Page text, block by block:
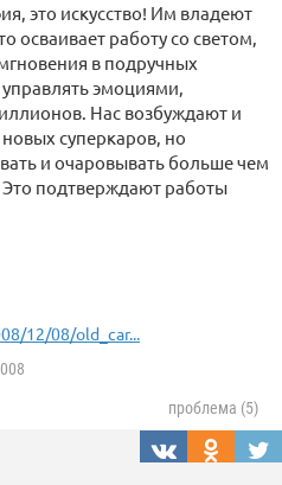
это искусство! Им владеют
осваивает работу со светом,
в подручных
эмоциями,
Нас возбуждают и
суперкаров, но
и очаровывать больше чем
подтверждают работы
12/08/old_car...
проблема (5)